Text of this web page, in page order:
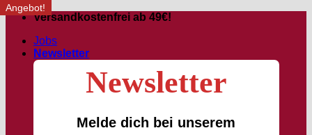
Passer
contenu
Versandkostenfrei ab 49€!
Jobs
Newsletter
Newsletter
Melde dich bei unserem
Angebot!
Angebot!
Angebot!